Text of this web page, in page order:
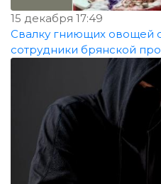
15 декабря 17:49
Свалку гниющих овощей
сотрудники брянской